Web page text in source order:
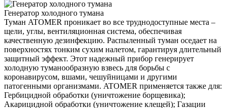
Генератор холодного тумана
Туман ATOMER проникает во все труднодоступные места –
щели, углы, вентиляционная система, обеспечивая
качественную дезинфекцию. Распыленный туман оседает на
поверхностях тонким сухим налетом, гарантируя длительный
защитный эффект. Этот надежный прибор генерирует
холодную туманообразную взвесь для борьбы с
коронавирусом, вшами, чешуйницами и другими
патогенными организмами. ATOMER применяется также для:
Гербицидной обработки (уничтожение борщевика);
Акарицидной обработки (уничтожение клещей); Газации